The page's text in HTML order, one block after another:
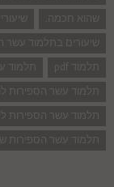
שהוא חכמה.
שיעורים בתלמוד עשר
תלמוד pdf
תלמוד
תלמוד עשר הספירות
תלמוד עשר הספירות
תלמוד עשר הספירות